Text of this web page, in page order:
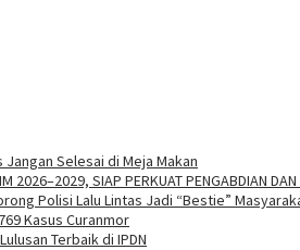
Selesai di Meja Makan
2026–2029, SIAP PERKUAT PENGABDIAN
Polisi Lalu Lintas Jadi “Bestie”
Kasus Curanmor
Terbaik di IPDN